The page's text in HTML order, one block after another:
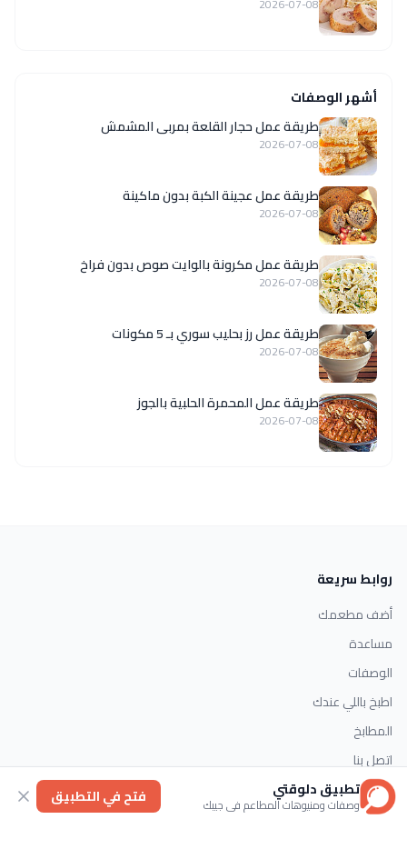
أشهر الوصفات
طريقة عمل حجار القلعة بمربى المشمش
2026-07-08
طريقة عمل عجينة الكبة بدون ماكينة
2026-07-08
طريقة عمل مكرونة بالوايت صوص بدون فراخ
2026-07-08
طريقة عمل رز بحليب سوري بـ 5 مكونات
2026-07-08
طريقة عمل المحمرة الحلبية بالجوز
2026-07-08
روابط سريعة
أضف مطعمك
مساعدة
الوصفات
اطبخ باللي عندك
المطابخ
اتصل بنا
التصنيفات
تطبيق دلوقتي
وصفات ومنيوهات المطاعم في جيبك فتح في التطبيق